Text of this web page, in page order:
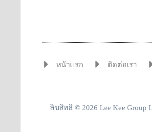
หน้าแรก ติดต่อเรา
ลิขสิทธิ © 2026 Lee Kee Group